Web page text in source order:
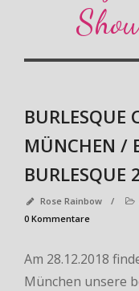
BURLESQUE
MÜNCHEN /
BURLESQUE
Rose Rainbow /
0 Kommentare
Am 28.12.2018
München unsere